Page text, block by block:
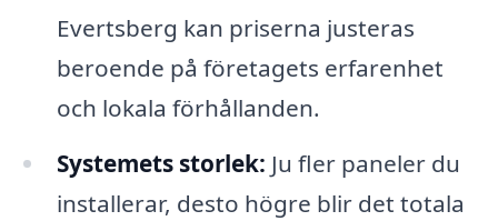
Evertsberg kan priserna justeras
beroende på företagets erfarenhet
och lokala förhållanden.
Systemets storlek: Ju fler paneler du
installerar, desto högre blir det totala